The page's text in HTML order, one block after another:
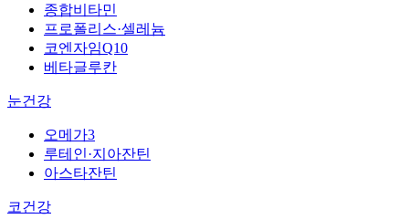
종합비타민
프로폴리스·셀레늄
코엔자임Q10
베타글루칸
눈건강
오메가3
루테인·지아잔틴
아스타잔틴
코건강